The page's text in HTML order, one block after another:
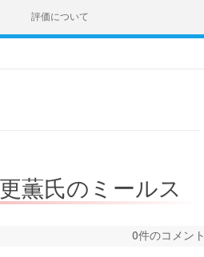
評価について
薫氏のミールス
0件のコメント